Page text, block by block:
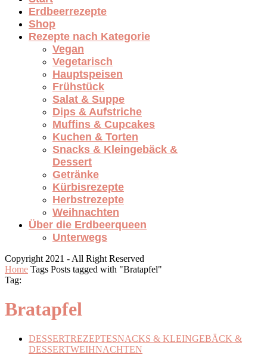
Erdbeerrezepte
Shop
Rezepte nach Kategorie
Vegan
Vegetarisch
Hauptspeisen
Frühstück
Salat & Suppe
Dips & Aufstriche
Muffins & Cupcakes
Kuchen & Torten
Snacks & Kleingebäck &
Dessert
Getränke
Kürbisrezepte
Herbstrezepte
Weihnachten
Über die Erdbeerqueen
Unterwegs
Copyright 2021 - All Right Reserved
Home Tags Posts tagged with "Bratapfel"
Tag:
Bratapfel
DESSERTREZEPTESNACKS & KLEINGEBÄCK &
DESSERTWEIHNACHTEN